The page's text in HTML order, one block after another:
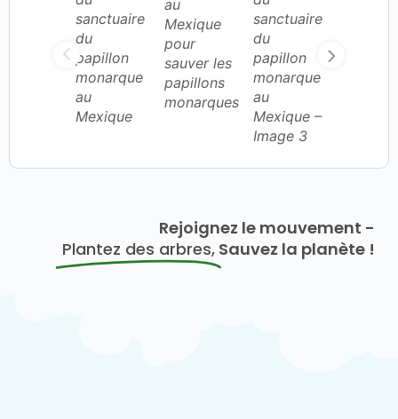
Rejoignez le mouvement -
Plantez des arbres, Sauvez la planète !